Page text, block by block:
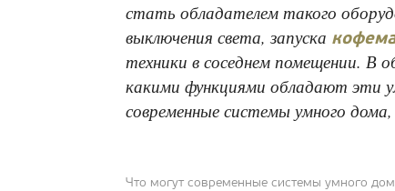
стать обладателем такого
выключения света, запуска
техники в соседнем помещении. В
какими функциями обладают
современные системы умного
Что могут современные системы умного